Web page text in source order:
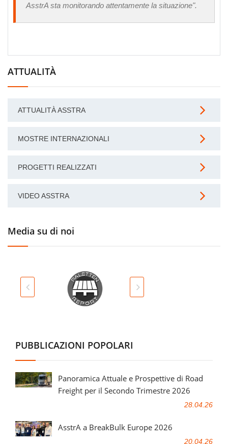
AsstrA sta monitorando attentamente la situazione".
ATTUALITÀ
ATTUALITÀ ASSTRA
MOSTRE INTERNAZIONALI
PROGETTI REALIZZATI
VIDEO ASSTRA
Media su di noi
PUBBLICAZIONI POPOLARI
Panoramica Attuale e Prospettive di Road
Freight per il Secondo Trimestre 2026
28.04.26
AsstrA a BreakBulk Europe 2026
20.04.26